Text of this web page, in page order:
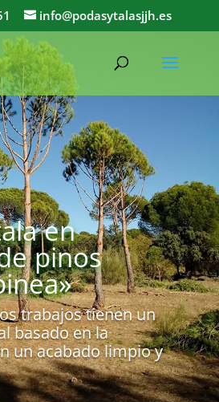
info@podasytalasjjh.es
en
pinos
trabajos tienen un
basado en la
un acabado limpio y